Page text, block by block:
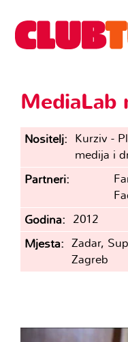
MediaLab
Nositelj
Kurziv -
medija i
Partneri
Godina
2012
Mjesta
Zadar,
Zagreb